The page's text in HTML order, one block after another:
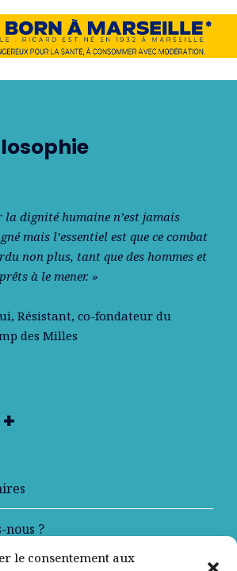
le consentement aux
la dignité humaine n’est jamais
mais l’essentiel est que ce combat
non plus, tant que des hommes et
à le mener. »
, Résistant, co-fondateur du
des Milles
nous ?